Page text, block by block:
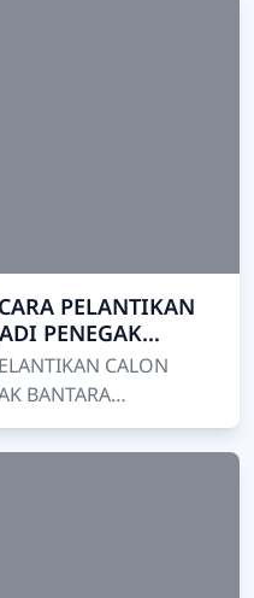
PELANTIKAN
PENEGAK
CALON
BANTARA
Calon Penegak